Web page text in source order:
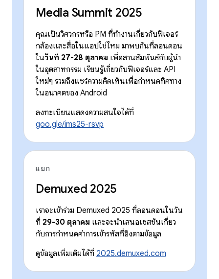
Media Summit 2025
คุณเป็นวิศวกรหรือ PM ที่ทำงานเกี่ยวกับฟีเจอร์
กล้องและสื่อในแอปใช่ไหม มาพบกันที่ลอนดอน
ในวันที่ 27-28 ตุลาคม เพื่อสานสัมพันธ์กับผู้นำ
ในอุตสาหกรรม เรียนรู้เกี่ยวกับฟีเจอร์และ API
ใหม่ๆ รวมถึงแชร์ความคิดเห็นเพื่อกำหนดทิศทาง
ในอนาคตของ Android
ลงทะเบียนแสดงความสนใจได้ที่
goo.gle/ims25-rsvp
แยก
Demuxed 2025
เราจะเข้าร่วม Demuxed 2025 ที่ลอนดอนในวัน
ที่ 29-30 ตุลาคม และจะนำเสนอเซสชันเกี่ยว
กับการกำหนดค่าการเข้ารหัสที่อิงตามข้อมูล
ดูข้อมูลเพิ่มเติมได้ที่ 2025.demuxed.com